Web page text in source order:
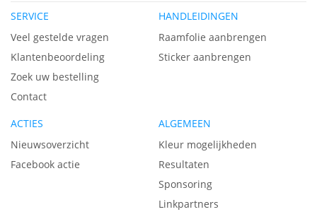
SERVICE
Veel gestelde vragen
Klantenbeoordeling
Zoek uw bestelling
Contact
HANDLEIDINGEN
Raamfolie aanbrengen
Sticker aanbrengen
ACTIES
Nieuwsoverzicht
Facebook actie
ALGEMEEN
Kleur mogelijkheden
Resultaten
Sponsoring
Linkpartners